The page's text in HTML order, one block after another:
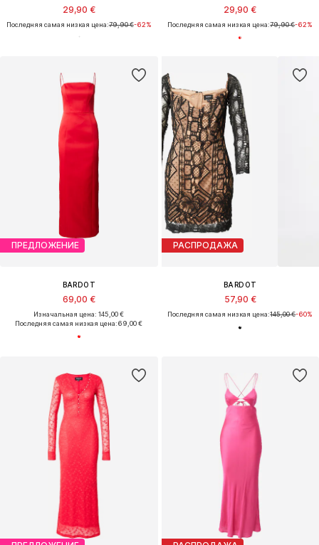
29,90 €
Последняя самая низкая цена:79,90 €-62%
29,90 €
Последняя самая низкая цена:79,90 €-62%
ПРЕДЛОЖЕНИЕ
BARDOT
69,00 €
Изначальная цена: 145,00 €
Последняя самая низкая цена:69,00 €
РАСПРОДАЖА
BARDOT
57,90 €
Последняя самая низкая цена:145,00 €-60%